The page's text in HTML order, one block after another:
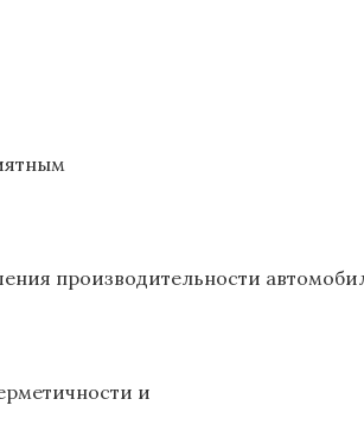
производительности
и